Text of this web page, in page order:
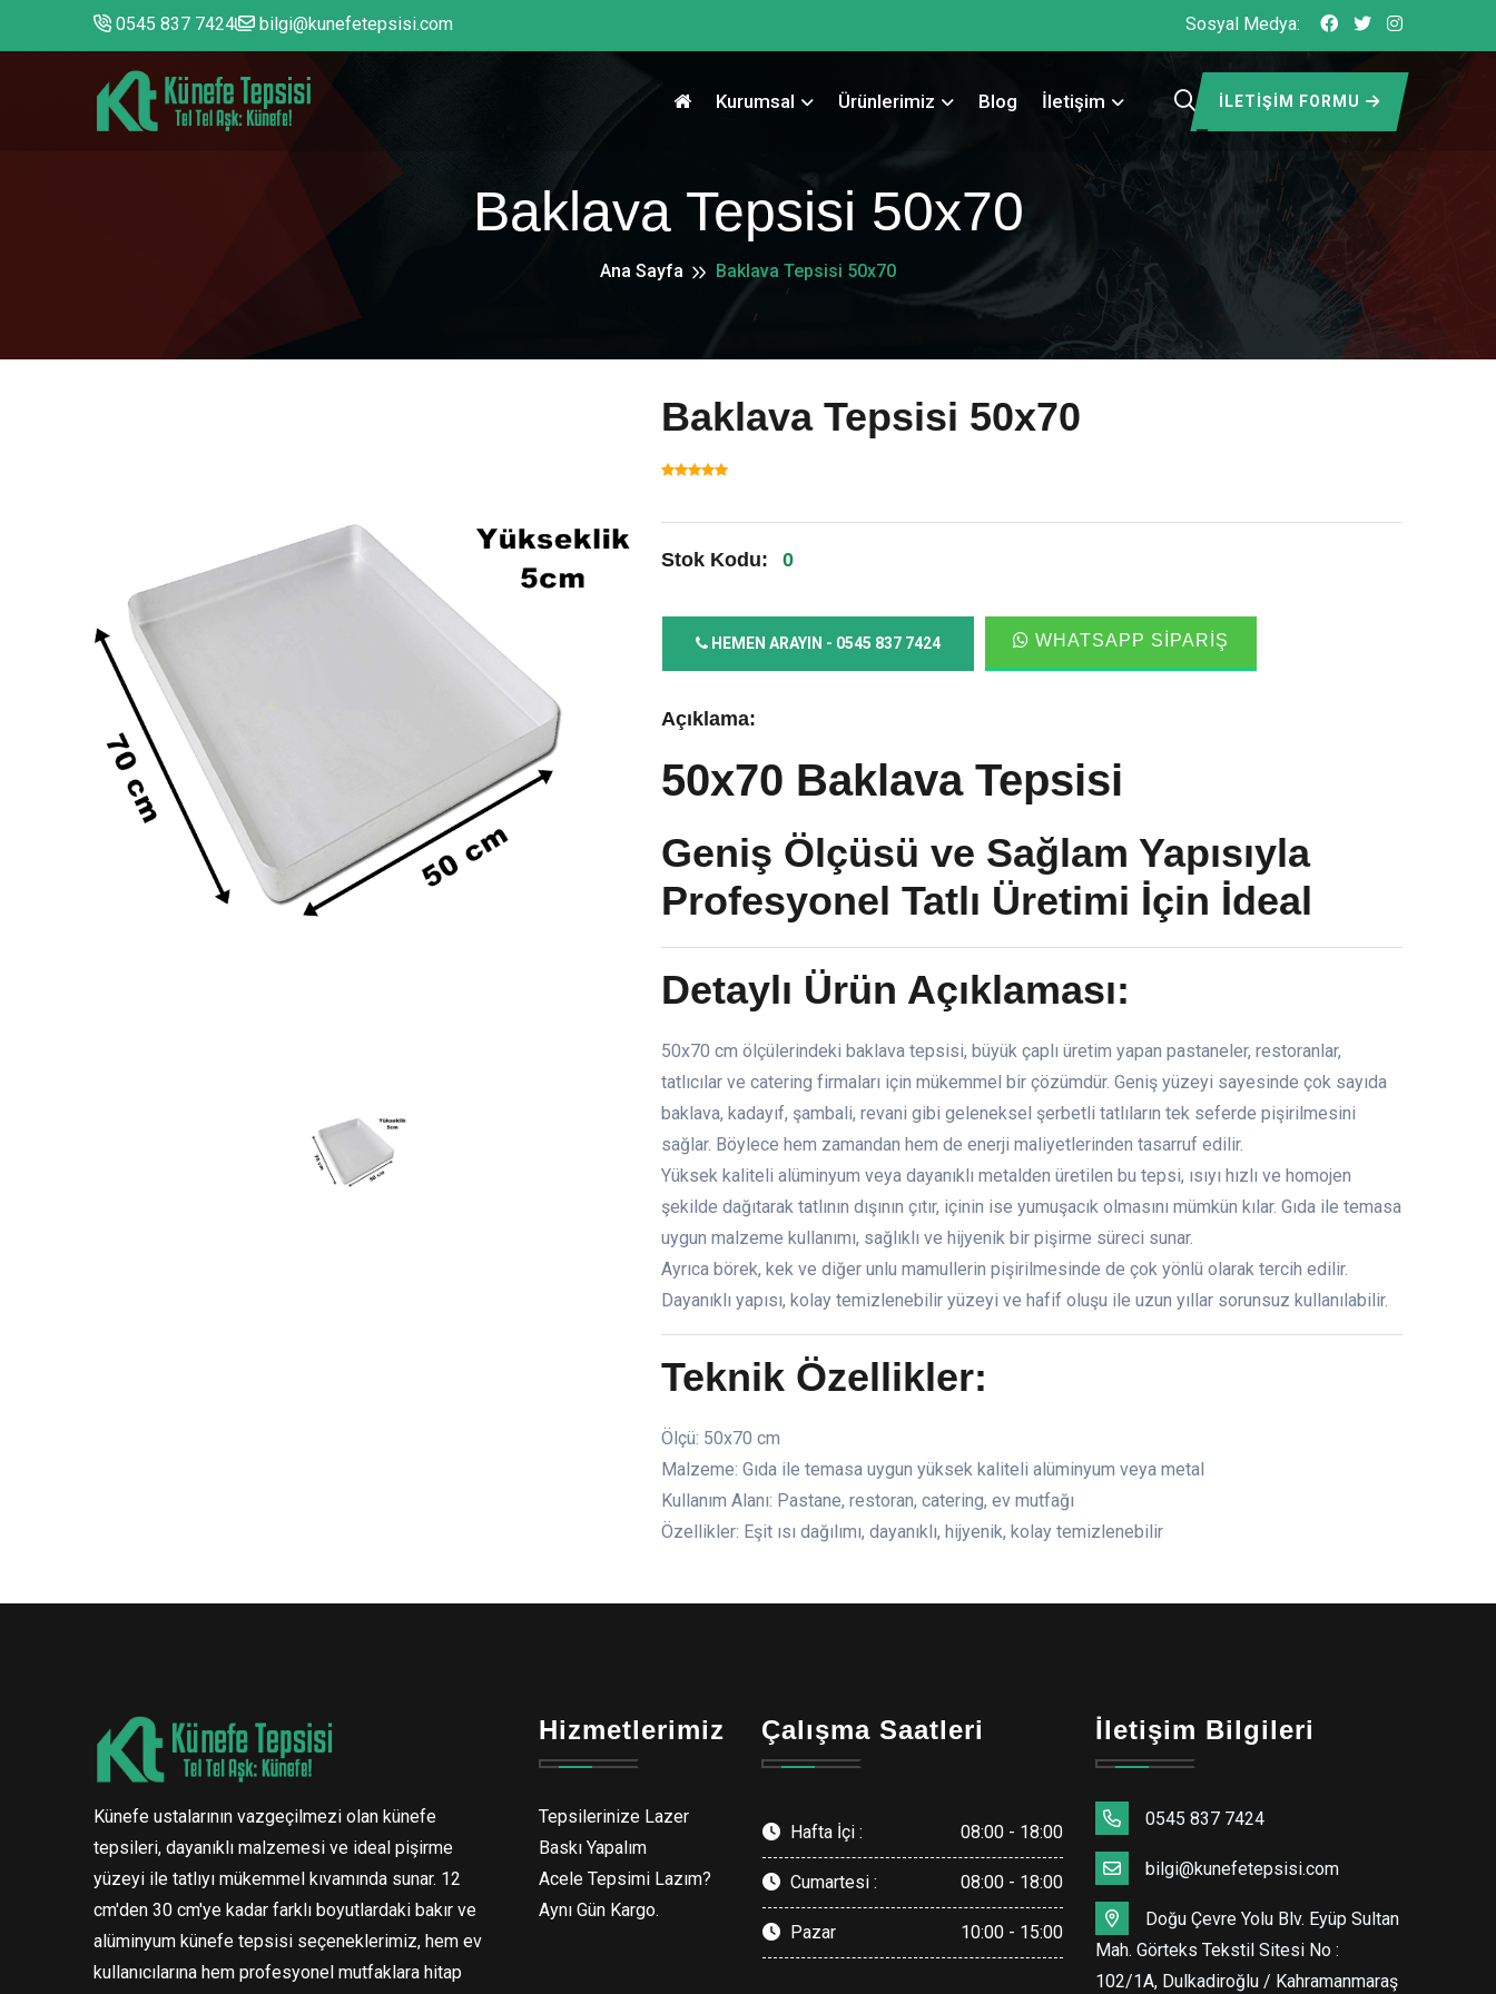
0545 837 7424 bilgi@kunefetepsisi.com Sosyal Medya:
Kurumsal Ürünlerimiz Blog İletişim İLETIŞIM FORMU
Baklava Tepsisi 50x70
Ana Sayfa Baklava Tepsisi 50x70
Baklava Tepsisi 50x70
Stok Kodu: 0
HEMEN ARAYIN - 0545 837 7424 WHATSAPP SIPARIŞ
Açıklama:
50x70 Baklava Tepsisi
Geniş Ölçüsü ve Sağlam Yapısıyla
Profesyonel Tatlı Üretimi İçin İdeal
Detaylı Ürün Açıklaması:
50x70 cm ölçülerindeki baklava tepsisi, büyük çaplı üretim yapan pastaneler, restoranlar,
tatlıcılar ve catering firmaları için mükemmel bir çözümdür. Geniş yüzeyi sayesinde çok sayıda
baklava, kadayıf, şambali, revani gibi geleneksel şerbetli tatlıların tek seferde pişirilmesini
sağlar. Böylece hem zamandan hem de enerji maliyetlerinden tasarruf edilir.
Yüksek kaliteli alüminyum veya dayanıklı metalden üretilen bu tepsi, ısıyı hızlı ve homojen
şekilde dağıtarak tatlının dışının çıtır, içinin ise yumuşacık olmasını mümkün kılar. Gıda ile temasa
uygun malzeme kullanımı, sağlıklı ve hijyenik bir pişirme süreci sunar.
Ayrıca börek, kek ve diğer unlu mamullerin pişirilmesinde de çok yönlü olarak tercih edilir.
Dayanıklı yapısı, kolay temizlenebilir yüzeyi ve hafif oluşu ile uzun yıllar sorunsuz kullanılabilir.
Teknik Özellikler:
Ölçü: 50x70 cm
Malzeme: Gıda ile temasa uygun yüksek kaliteli alüminyum veya metal
Kullanım Alanı: Pastane, restoran, catering, ev mutfağı
Özellikler: Eşit ısı dağılımı, dayanıklı, hijyenik, kolay temizlenebilir
Künefe ustalarının vazgeçilmezi olan künefe
tepsileri, dayanıklı malzemesi ve ideal pişirme
yüzeyi ile tatlıyı mükemmel kıvamında sunar. 12
cm'den 30 cm'ye kadar farklı boyutlardaki bakır ve
alüminyum künefe tepsisi seçeneklerimiz, hem ev
kullanıcılarına hem profesyonel mutfaklara hitap
Hizmetlerimiz
Tepsilerinize Lazer
Baskı Yapalım
Acele Tepsimi Lazım?
Aynı Gün Kargo.
Çalışma Saatleri
Hafta İçi : 08:00 - 18:00
Cumartesi : 08:00 - 18:00
Pazar 10:00 - 15:00
İletişim Bilgileri
0545 837 7424
bilgi@kunefetepsisi.com
Doğu Çevre Yolu Blv. Eyüp Sultan
Mah. Görteks Tekstil Sitesi No :
102/1A, Dulkadiroğlu / Kahramanmaraş